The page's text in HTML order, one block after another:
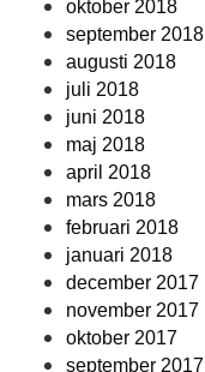
oktober 2018
september 2018
augusti 2018
juli 2018
juni 2018
maj 2018
april 2018
mars 2018
februari 2018
januari 2018
december 2017
november 2017
oktober 2017
september 2017